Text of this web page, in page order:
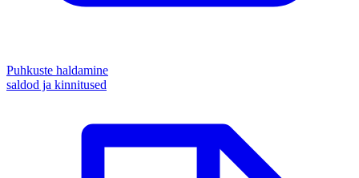
Puhkuste haldamine
saldod ja kinnitused